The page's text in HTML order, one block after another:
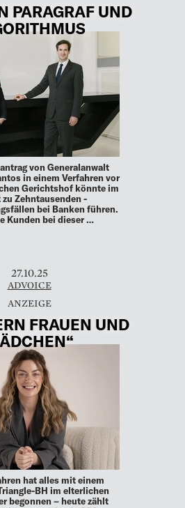
PARAGRAF UND
von Generalanwalt
in einem Verfahren vor
Gerichtshof ­könnte im
zu Zehntausenden
bei ­Banken führen.
Kunden bei dieser …
27.10.25
ADVOICE
FRAUEN UND
hat alles mit einem
BH im elterlichen
begonnen – heute zählt